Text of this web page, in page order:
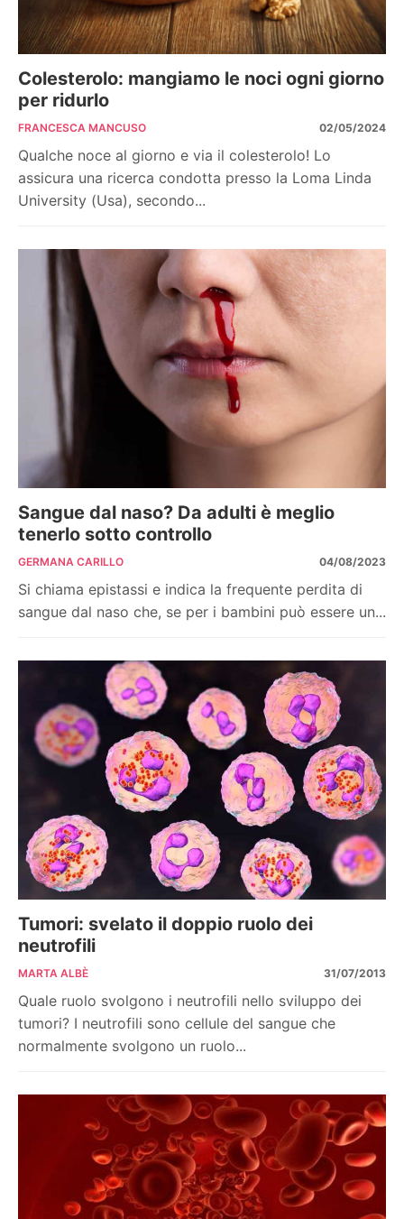
Colesterolo: mangiamo le noci ogni giorno
per ridurlo
FRANCESCA MANCUSO 02/05/2024
Qualche noce al giorno e via il colesterolo! Lo
assicura una ricerca condotta presso la Loma Linda
University (Usa), secondo...
Sangue dal naso? Da adulti è meglio
tenerlo sotto controllo
GERMANA CARILLO 04/08/2023
Si chiama epistassi e indica la frequente perdita di
sangue dal naso che, se per i bambini può essere un...
Tumori: svelato il doppio ruolo dei
neutrofili
MARTA ALBÈ 31/07/2013
Quale ruolo svolgono i neutrofili nello sviluppo dei
tumori? I neutrofili sono cellule del sangue che
normalmente svolgono un ruolo...